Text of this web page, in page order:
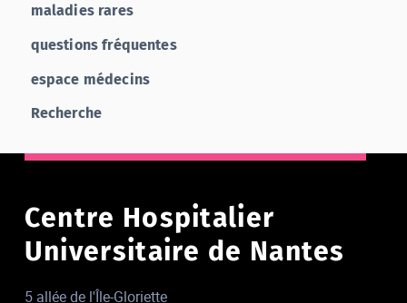
maladies rares
questions fréquentes
espace médecins
Recherche
Centre Hospitalier
Universitaire de Nantes
5 allée de l'Île-Gloriette